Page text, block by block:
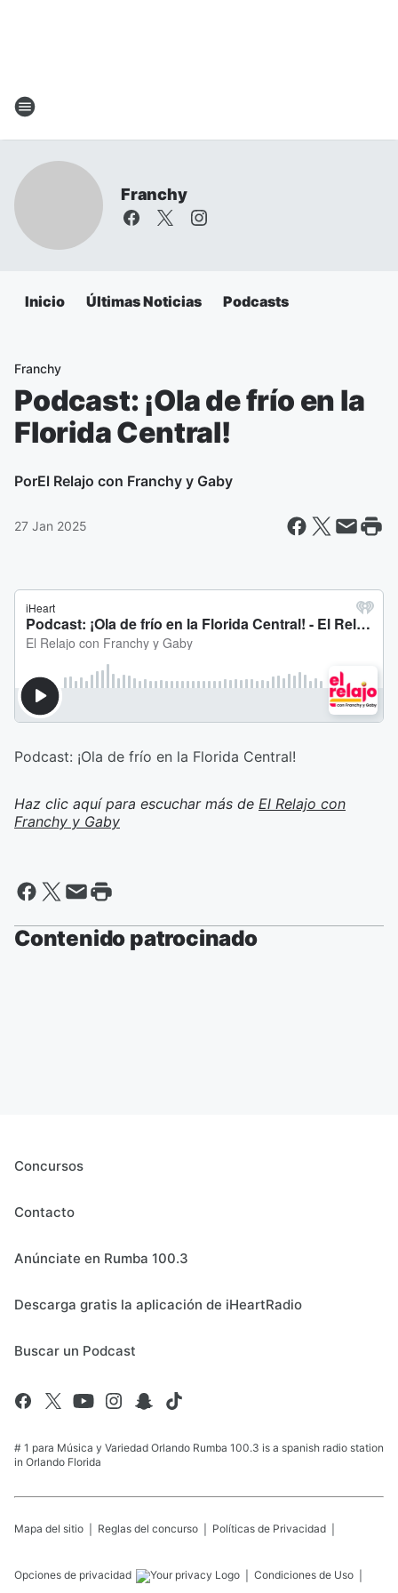
Franchy
Inicio Últimas Noticias Podcasts
Franchy
Podcast: ¡Ola de frío en la
Florida Central!
PorEl Relajo con Franchy y Gaby
27 Jan 2025
Podcast: ¡Ola de frío en la Florida Central!
Haz clic aquí para escuchar más de El Relajo con
Franchy y Gaby
Contenido patrocinado
Concursos
Contacto
Anúnciate en Rumba 100.3
Descarga gratis la aplicación de iHeartRadio
Buscar un Podcast
# 1 para Música y Variedad Orlando Rumba 100.3 is a spanish radio station
in Orlando Florida
Mapa del sitio Reglas del concurso Políticas de Privacidad
Opciones de privacidad Condiciones de Uso